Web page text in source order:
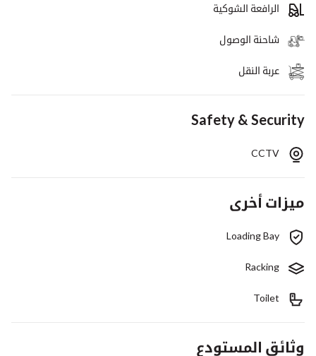
الرافعة الشوكية
شاحنة الوصول
عربة النقل
Safety & Security
CCTV
ميزات أخرى
Loading Bay
Racking
Toilet
وثائق المستودع